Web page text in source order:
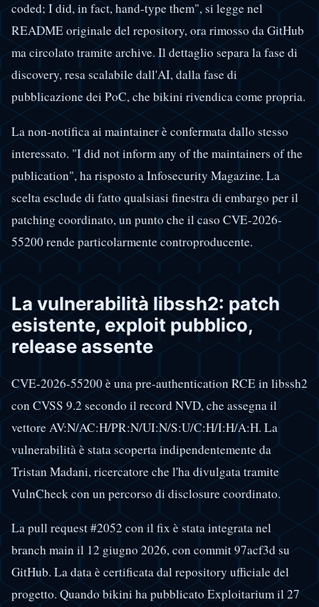
coded; I did, in fact, hand-type them", si legge nel
README originale del repository, ora rimosso da GitHub
ma circolato tramite archive. Il dettaglio separa la fase di
discovery, resa scalabile dall'AI, dalla fase di
pubblicazione dei PoC, che bikini rivendica come propria.
La non-notifica ai maintainer è confermata dallo stesso
interessato. "I did not inform any of the maintainers of the
publication", ha risposto a Infosecurity Magazine. La
scelta esclude di fatto qualsiasi finestra di embargo per il
patching coordinato, un punto che il caso CVE-2026-
55200 rende particolarmente controproducente.
La vulnerabilità libssh2: patch
esistente, exploit pubblico,
release assente
CVE-2026-55200 è una pre-authentication RCE in libssh2
con CVSS 9.2 secondo il record NVD, che assegna il
vettore AV:N/AC:H/PR:N/UI:N/S:U/C:H/I:H/A:H. La
vulnerabilità è stata scoperta indipendentemente da
Tristan Madani, ricercatore che l'ha divulgata tramite
VulnCheck con un percorso di disclosure coordinato.
La pull request #2052 con il fix è stata integrata nel
branch main il 12 giugno 2026, con commit 97acf3d su
GitHub. La data è certificata dal repository ufficiale del
progetto. Quando bikini ha pubblicato Exploitarium il 27